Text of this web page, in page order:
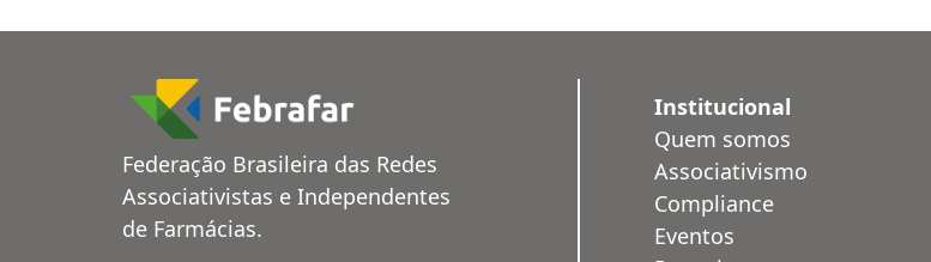
Federação Brasileira das Redes
Associativistas e Independentes
de Farmácias.
Institucional
Quem somos
Associativismo
Compliance
Eventos